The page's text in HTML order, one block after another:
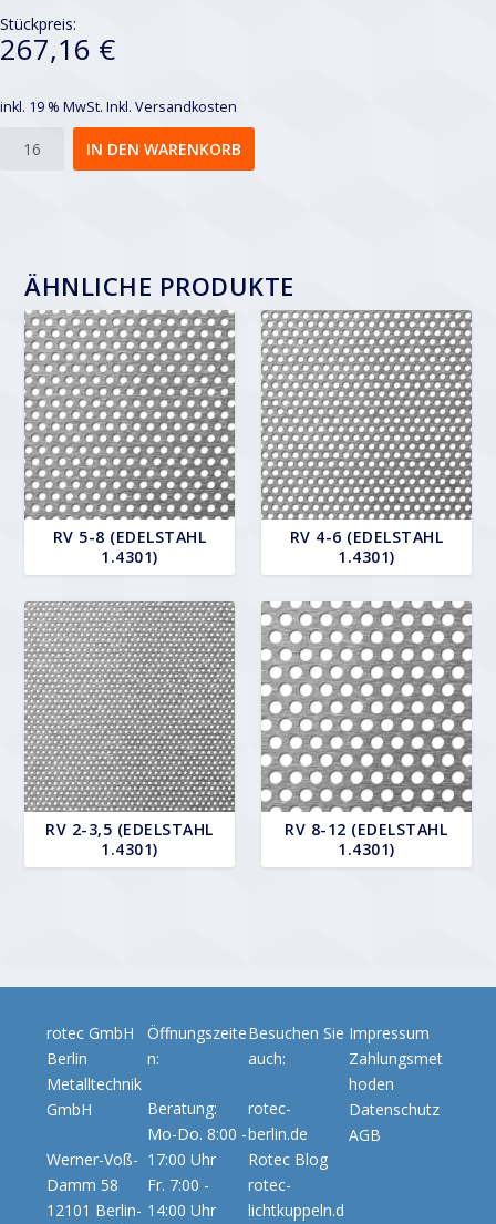
Stückpreis:
267,16 €
inkl. 19 % MwSt. Inkl. Versandkosten
IN DEN WARENKORB
ÄHNLICHE PRODUKTE
RV 5-8 (EDELSTAHL
1.4301)
RV 4-6 (EDELSTAHL
1.4301)
RV 2-3,5 (EDELSTAHL
1.4301)
RV 8-12 (EDELSTAHL
1.4301)
rotec GmbH
Berlin
Metalltechnik
GmbH
Werner-Voß-
Damm 58
12101 Berlin-
Öffnungszeite
n:
Beratung:
Mo-Do. 8:00 -
17:00 Uhr
Fr. 7:00 -
14:00 Uhr
Besuchen Sie
auch:
rotec-
berlin.de
Rotec Blog
rotec-
lichtkuppeln.d
Impressum
Zahlungsmet
hoden
Datenschutz
AGB